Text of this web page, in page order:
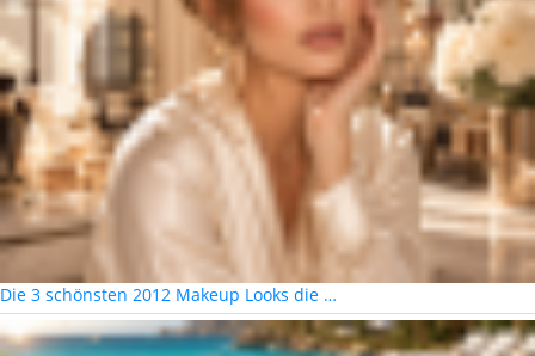
Die 3 schönsten 2012 Makeup Looks die …